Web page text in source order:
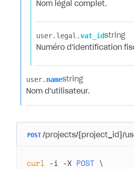
Nom légal complet.
user.​ legal.​vat_idstring
Numéro d'identification
user.​ namestring
Nom d'utilisateur.
POST /projects/{project_id}/
curl -i -X POST \